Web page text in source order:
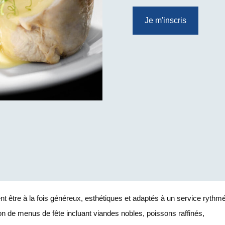
Je m'inscris
être à la fois généreux, esthétiques et adaptés à un service
de menus de fête incluant viandes nobles, poissons raffinés,